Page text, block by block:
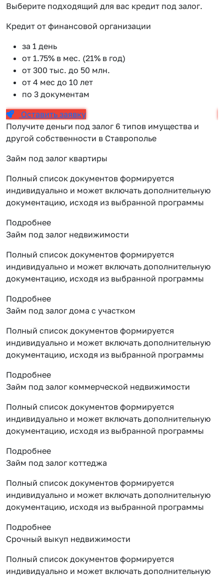
Выберите подходящий для вас кредит под залог.
Кредит от финансовой организации
за 1 день
от 1.75% в мес. (21% в год)
от 300 тыс. до 50 млн.
от 4 мес до 10 лет
по 3 документам
Оставить заявку
Получите деньги под залог 6 типов имущества и
другой собственности в Ставрополье
Займ под залог квартиры
Полный список документов формируется
индивидуально и может включать дополнительную
документацию, исходя из выбранной программы
Подробнее
Займ под залог недвижимости
Полный список документов формируется
индивидуально и может включать дополнительную
документацию, исходя из выбранной программы
Подробнее
Займ под залог дома с участком
Полный список документов формируется
индивидуально и может включать дополнительную
документацию, исходя из выбранной программы
Подробнее
Займ под залог коммерческой недвижимости
Полный список документов формируется
индивидуально и может включать дополнительную
документацию, исходя из выбранной программы
Подробнее
Займ под залог коттеджа
Полный список документов формируется
индивидуально и может включать дополнительную
документацию, исходя из выбранной программы
Подробнее
Срочный выкуп недвижимости
Полный список документов формируется
индивидуально и может включать дополнительную